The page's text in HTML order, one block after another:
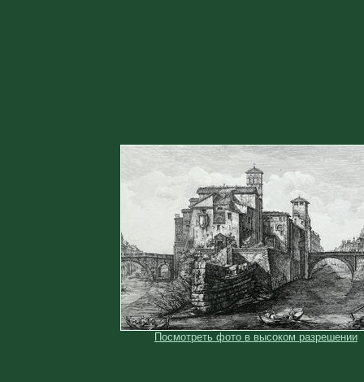
Посмотреть фото в высоком разрешении